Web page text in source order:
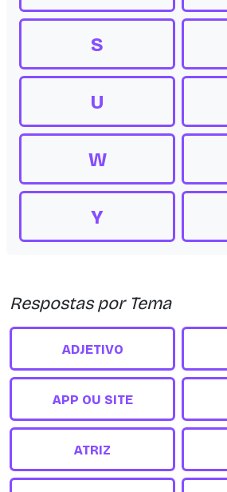
S
U
W
Y
Respostas por Tema
ADJETIVO
APP OU SITE
ATRIZ